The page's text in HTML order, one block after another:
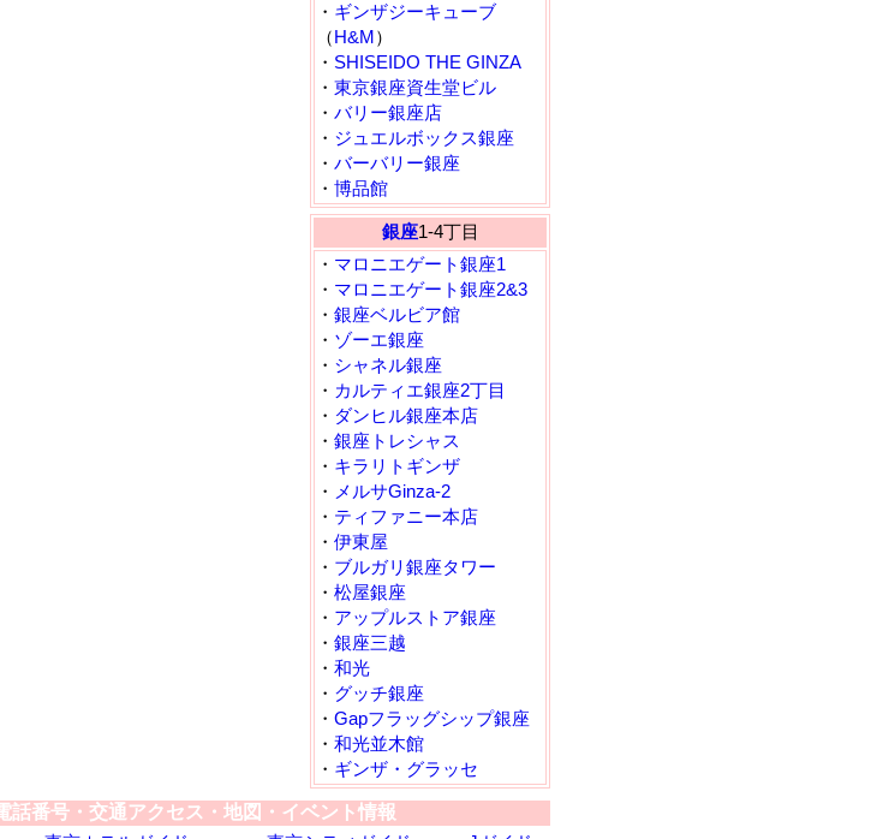
・ ギンザジーキューブ
（H&M）
・ SHISEIDO THE GINZA
・ 東京銀座資生堂ビル
・ バリー銀座店
・ ジュエルボックス銀座
・ バーバリー銀座
・ 博品館
銀座1-4丁目
・ マロニエゲート銀座1
・ マロニエゲート銀座2&3
・ 銀座ベルビア館
・ ゾーエ銀座
・ シャネル銀座
・ カルティエ銀座2丁目
・ ダンヒル銀座本店
・ 銀座トレシャス
・ キラリトギンザ
・ メルサGinza-2
・ ティファニー本店
・ 伊東屋
・ ブルガリ銀座タワー
・ 松屋銀座
・ アップルストア銀座
・ 銀座三越
・ 和光
・ グッチ銀座
・ Gapフラッグシップ銀座
・ 和光並木館
・ ギンザ・グラッセ
番号・交通アクセス・地図・イベント情報